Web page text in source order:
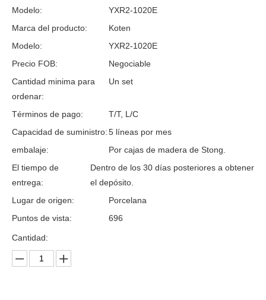
Modelo:
YXR2-1020E
Marca del producto:
Koten
Modelo:
YXR2-1020E
Precio FOB:
Negociable
Cantidad minima para
ordenar:
Un set
Términos de pago:
T/T, L/C
Capacidad de suministro:5 líneas por mes
embalaje:
Por cajas de madera de Stong.
El tiempo de
entrega:
Dentro de los 30 días posteriores a obtener
el depósito.
Lugar de origen:
Porcelana
Puntos de vista:
696
Cantidad: